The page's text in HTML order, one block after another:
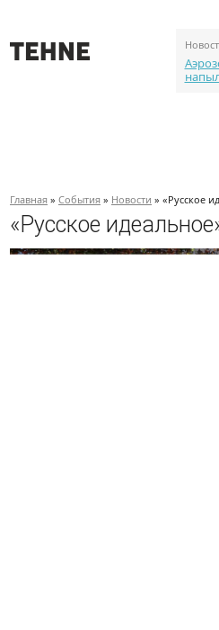
Главная » События » Новости » «Русское
«Русское